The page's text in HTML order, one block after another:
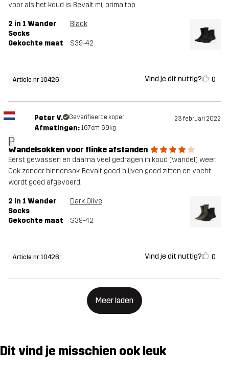
voor als het koud is. Bevalt mij prima top
2 in 1 Wander
Socks
Black
Gekochte maat S39-42
Article nr 10426 Vind je dit nuttig? 0
P
Peter V. Geverifieerde koper 23 februari 2022
Afmetingen: 167cm, 69kg
Wandelsokken voor flinke afstanden
Eerst gewassen en daarna veel gedragen in koud (wandel) weer.
Ook zonder binnensok. Bevalt goed, blijven goed zitten en vocht
wordt goed afgevoerd.
2 in 1 Wander
Socks
Dark Olive
Gekochte maat S39-42
Article nr 10426 Vind je dit nuttig? 0
Meer laden
Dit vind je misschien ook leuk